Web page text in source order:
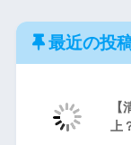
最近の投